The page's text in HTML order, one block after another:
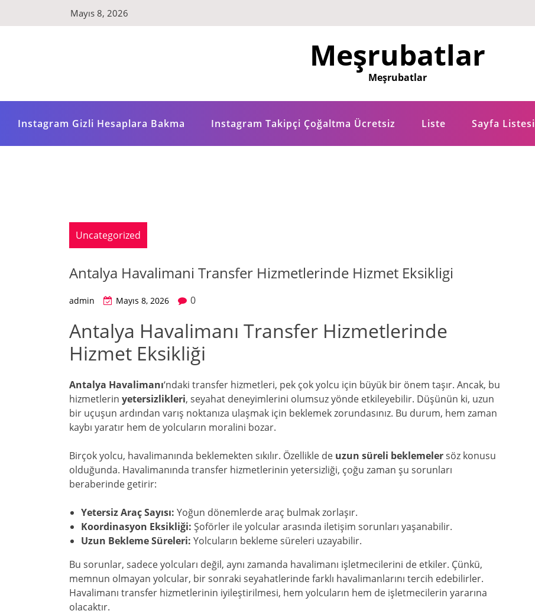
Mayıs 8, 2026
Meşrubatlar
Meşrubatlar
Instagram Gizli Hesaplara Bakma Instagram Takipçi Çoğaltma Ücretsiz Liste Sayfa Listesi
Uncategorized
Antalya Havalimani Transfer Hizmetlerinde Hizmet Eksikligi
admin Mayıs 8, 2026 0
Antalya Havalimanı Transfer Hizmetlerinde
Hizmet Eksikliği
Antalya Havalimanı‘ndaki transfer hizmetleri, pek çok yolcu için büyük bir önem taşır. Ancak, bu
hizmetlerin yetersizlikleri, seyahat deneyimlerini olumsuz yönde etkileyebilir. Düşünün ki, uzun
bir uçuşun ardından varış noktanıza ulaşmak için beklemek zorundasınız. Bu durum, hem zaman
kaybı yaratır hem de yolcuların moralini bozar.
Birçok yolcu, havalimanında beklemekten sıkılır. Özellikle de uzun süreli beklemelersöz konusu
olduğunda. Havalimanında transfer hizmetlerinin yetersizliği, çoğu zaman şu sorunları
beraberinde getirir:
Yetersiz Araç Sayısı: Yoğun dönemlerde araç bulmak zorlaşır.
Koordinasyon Eksikliği: Şoförler ile yolcular arasında iletişim sorunları yaşanabilir.
Uzun Bekleme Süreleri: Yolcuların bekleme süreleri uzayabilir.
Bu sorunlar, sadece yolcuları değil, aynı zamanda havalimanı işletmecilerini de etkiler. Çünkü,
memnun olmayan yolcular, bir sonraki seyahatlerinde farklı havalimanlarını tercih edebilirler.
Havalimanı transfer hizmetlerinin iyileştirilmesi, hem yolcuların hem de işletmecilerin yararına
olacaktır.